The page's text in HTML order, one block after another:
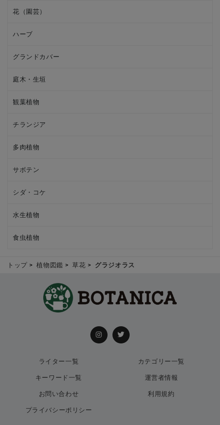
花（園芸）
ハーブ
グランドカバー
庭木・生垣
観葉植物
チランジア
多肉植物
サボテン
シダ・コケ
水生植物
食虫植物
トップ 植物図鑑 草花 グラジオラス
ライター一覧 カテゴリー一覧
キーワード一覧 運営者情報
お問い合わせ 利用規約
プライバシーポリシー